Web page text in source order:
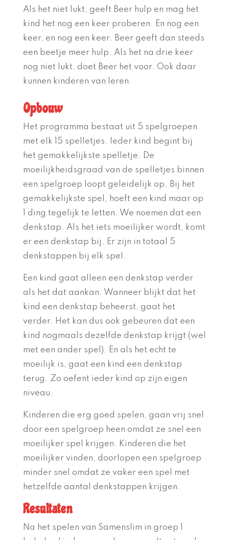
Als het niet lukt, geeft Beer hulp en mag het
kind het nog een keer proberen. En nog een
keer, en nog een keer. Beer geeft dan steeds
een beetje meer hulp. Als het na drie keer
nog niet lukt, doet Beer het voor. Ook daar
kunnen kinderen van leren.
Opbouw
Het programma bestaat uit 5 spelgroepen
met elk 15 spelletjes. Ieder kind begint bij
het gemakkelijkste spelletje. De
moeilijkheidsgraad van de spelletjes binnen
een spelgroep loopt geleidelijk op. Bij het
gemakkelijkste spel, hoeft een kind maar op
1 ding tegelijk te letten. We noemen dat een
denkstap. Als het iets moeilijker wordt, komt
er een denkstap bij. Er zijn in totaal 5
denkstappen bij elk spel.
Een kind gaat alleen een denkstap verder
als het dat aankan. Wanneer blijkt dat het
kind een denkstap beheerst, gaat het
verder. Het kan dus ook gebeuren dat een
kind nogmaals dezelfde denkstap krijgt (wel
met een ander spel). En als het echt te
moeilijk is, gaat een kind een denkstap
terug. Zo oefent ieder kind op zijn eigen
niveau.
Kinderen die erg goed spelen, gaan vrij snel
door een spelgroep heen omdat ze snel een
moeilijker spel krijgen. Kinderen die het
moeilijker vinden, doorlopen een spelgroep
minder snel omdat ze vaker een spel met
hetzelfde aantal denkstappen krijgen.
Resultaten
Na het spelen van Samenslim in groep 1